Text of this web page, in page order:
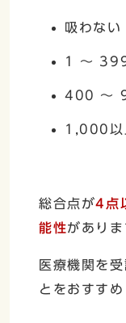
吸わない
1 ～
400 ～
1,000以
総合点が4点
能性がありま
医療機関を
とをおすすめ